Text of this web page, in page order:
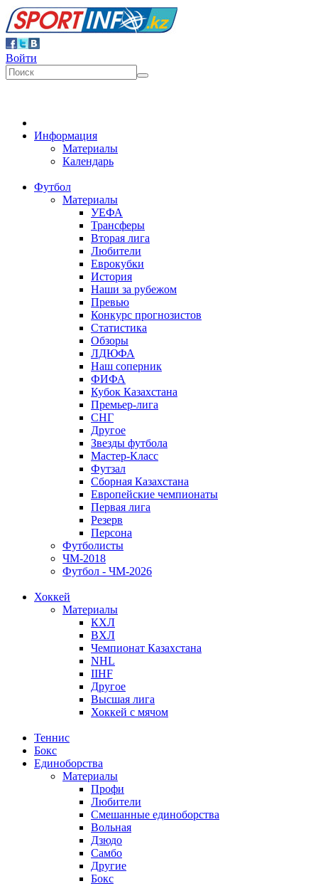
Войти
Информация
Материалы
Календарь
Футбол
Материалы
УЕФА
Трансферы
Вторая лига
Любители
Еврокубки
История
Наши за рубежом
Превью
Конкурс прогнозистов
Статистика
Обзоры
ЛДЮФА
Наш соперник
ФИФА
Кубок Казахстана
Премьер-лига
СНГ
Другое
Звезды футбола
Мастер-Класс
Футзал
Сборная Казахстана
Европейские чемпионаты
Первая лига
Резерв
Персона
Футболисты
ЧМ-2018
Футбол - ЧМ-2026
Хоккей
Материалы
КХЛ
ВХЛ
Чемпионат Казахстана
NHL
IIHF
Другое
Высшая лига
Хоккей с мячом
Теннис
Бокс
Единоборства
Материалы
Профи
Любители
Смешанные единоборства
Вольная
Дзюдо
Самбо
Другие
Бокс